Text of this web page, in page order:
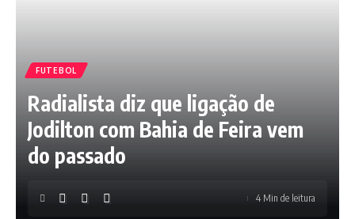
FUTEBOL
Radialista diz que ligação de
Jodilton com Bahia de Feira vem
do passado
4 Min de leitura